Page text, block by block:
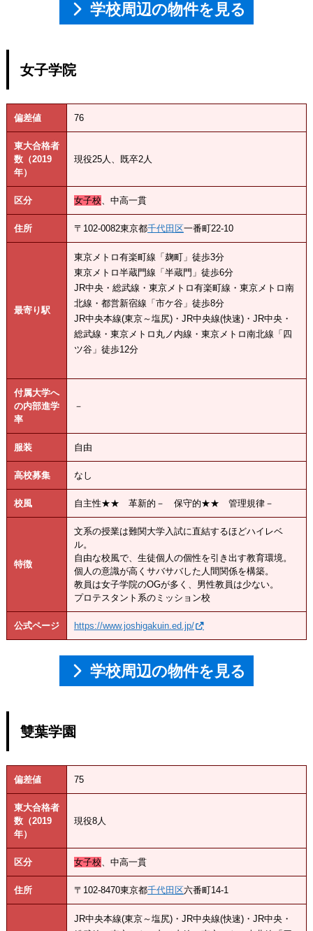
学校周辺の物件を見る
女子学院
偏差値 76
東大合格者
数（2019
年）
現役25人、既卒2人
区分 女子校 、中高一貫
住所 〒102-0082東京都千代田区一番町22-10
最寄り駅
東京メトロ有楽町線「麹町」徒歩3分
東京メトロ半蔵門線「半蔵門」徒歩6分
JR中央・総武線・東京メトロ有楽町線・東京メトロ南
北線・都営新宿線「市ケ谷」徒歩8分
JR中央本線(東京～塩尻)・JR中央線(快速)・JR中央・
総武線・東京メトロ丸ノ内線・東京メトロ南北線「四
ツ谷」徒歩12分
付属大学へ
の内部進学
率
－
服装 自由
高校募集 なし
校風 自主性★★ 革新的－ 保守的★★ 管理規律－
特徴
文系の授業は難関大学入試に直結するほどハイレベ
ル。
自由な校風で、生徒個人の個性を引き出す教育環境。
個人の意識が高くサバサバした人間関係を構築。
教員は女子学院のOGが多く、男性教員は少ない。
プロテスタント系のミッション校
公式ページ https://www.joshigakuin.ed.jp/
学校周辺の物件を見る
雙葉学園
偏差値 75
東大合格者
数（2019
年）
現役8人
区分 女子校、中高一貫
住所 〒102-8470東京都千代田区六番町14-1
JR中央本線(東京～塩尻)・JR中央線(快速)・JR中央・